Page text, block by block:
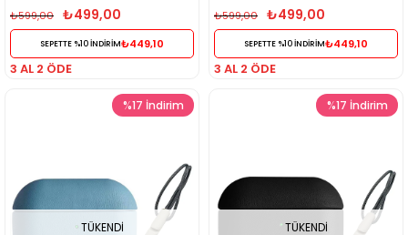
₺499,00
₺599,00
SEPETTE %10 İNDİRİM₺449,10
3 AL 2 ÖDE
₺499,00
₺599,00
SEPETTE %10 İNDİRİM₺449,10
3 AL 2 ÖDE
TÜKENDI
%17 İndirim
TÜKENDI
%17 İndirim